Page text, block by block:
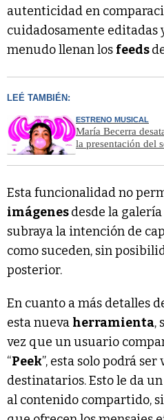
autenticidad en
cuidadosamente editadas
menudo llenan los feeds
LEÉ TAMBIÉN:
ESTRENO MUSICAL
María Becerra
la presentación del
Esta funcionalidad no
imágenesdesde la
subraya la intención de
como suceden, sin
posterior.
En cuanto a más detalles
esta nueva herramienta,
vez que un usuario
“Peek”, esta solo podrá
destinatarios. Esto le da
al contenido compartido,